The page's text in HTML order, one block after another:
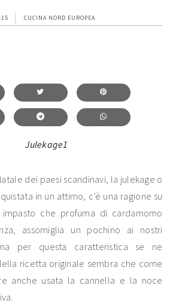
CUCINA NORD EUROPEA
dei paesi scandinavi, la julekage o
in un attimo, c’è una ragione su
che profuma di cardamomo
assomiglia un pochino ai nostri
per questa caratteristica se ne
ricetta originale sembra che come
anche usata la cannella e la noce